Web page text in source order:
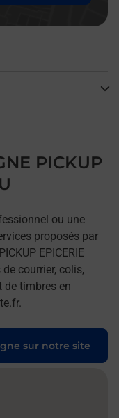
PICKUP
ou une
proposés par
EPICERIE
de courrier, colis,
de timbres en
sur notre site